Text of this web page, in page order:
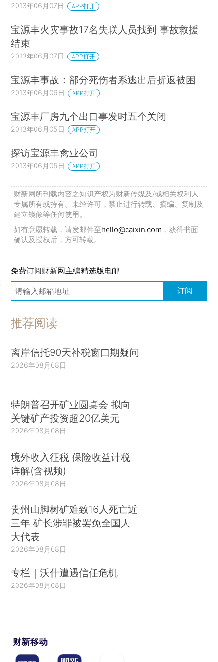
2013年06月07日 APP打开
宝源丰火灾事故17名失联人员找到 事故救援
结束
2013年06月07日 APP打开
宝源丰事故：部分死伤者系逃出后折返被困
2013年06月06日 APP打开
宝源丰厂房九个出口事发时五个关闭
2013年06月05日 APP打开
探访宝源丰禽业公司
2013年06月05日 APP打开
财新网所刊载内容之知识产权为财新传媒及/或相关权利人
专属所有或持有。未经许可，禁止进行转载、摘编、复制及
建立镜像等任何使用。
如有意愿转载，请发邮件至hello@caixin.com ，获得书面
确认及授权后，方可转载。
免费订阅财新网主编精选版电邮
订阅
推荐阅读
离岸信托90天补税窗口期疑问
2026年08月08日
特朗普召开矿业圆桌会 拟向
关键矿产投资超20亿美元
2026年08月08日
境外收入征税 保险收益计税
详解(含视频)
2026年08月08日
贵州山脚树矿难致16人死亡近
三年 矿长涉罪被罢免全国人
大代表
2026年08月08日
专栏｜沃什遭遇信任危机
2026年08月08日
财新移动